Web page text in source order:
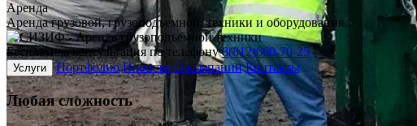
Аренда
Аренда грузовой, грузоподъемной, техники и оборудования.
Бесплатная консультация по телефону8(812)660-70-25
Услуги Портфолио Новости О компании Контакты
Любаясложность